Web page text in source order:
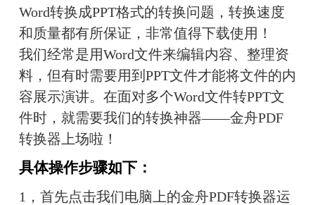
Word转换成PPT格式的转换问题，转换速度
和质量都有所保证，非常值得下载使用！
我们经常是用Word文件来编辑内容、整理资
料，但有时需要用到PPT文件才能将文件的内
容展示演讲。在面对多个Word文件转PPT文
件时，就需要我们的转换神器——金舟PDF
转换器上场啦！
具体操作步骤如下：
1，首先点击我们电脑上的金舟PDF转换器运